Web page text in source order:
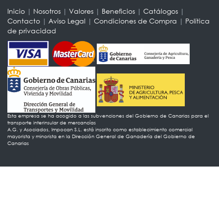
Inicio | Nosotros | Valores | Beneficios | Catálogos |
Contacto | Aviso Legal | Condiciones de Compra | Política
de privacidad
Esta empresa se ha acogido a las subvenciones del Gobierno de Canarias para el
transporte interinsular de mercancías
A.G. y Asociados, Impocan S.L. está inscrito como establecimiento comercial
mayorista y minorista en la Dirección General de Ganadería del Gobierno de
Canarias